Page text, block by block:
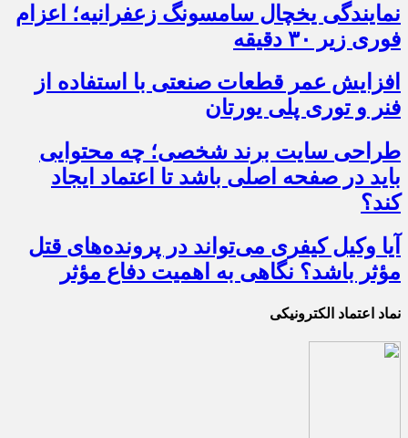
نمایندگی یخچال سامسونگ زعفرانیه؛ اعزام
فوری زیر ۳۰ دقیقه
افزایش عمر قطعات صنعتی با استفاده از
فنر و توری پلی یورتان
طراحی سایت برند شخصی؛ چه محتوایی
باید در صفحه اصلی باشد تا اعتماد ایجاد
کند؟
آیا وکیل کیفری می‌تواند در پرونده‌های قتل
مؤثر باشد؟ نگاهی به اهمیت دفاع مؤثر
نماد اعتماد الکترونیکی